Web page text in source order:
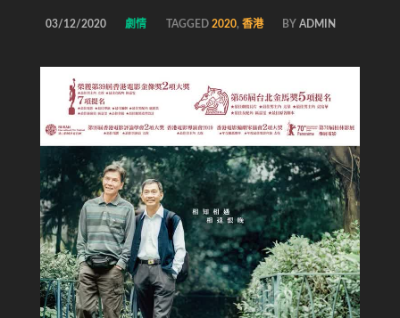
03/12/2020 劇情 TAGGED 2020, 香港 BY ADMIN